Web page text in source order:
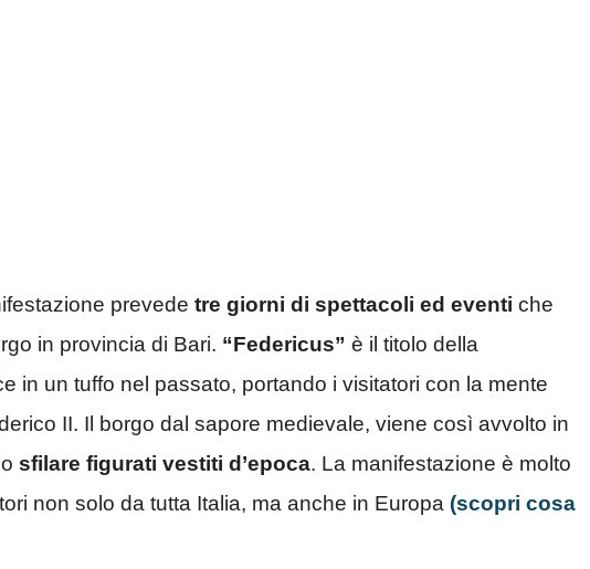
prevede tre giorni di spettacoli ed eventi che
in provincia di Bari. “Federicus” è il titolo della
in un tuffo nel passato, portando i visitatori con la mente
II. Il borgo dal sapore medievale, viene così avvolto in
sfilare figurati vestiti d’epoca. La manifestazione è molto
non solo da tutta Italia, ma anche in Europa (scopri cosa